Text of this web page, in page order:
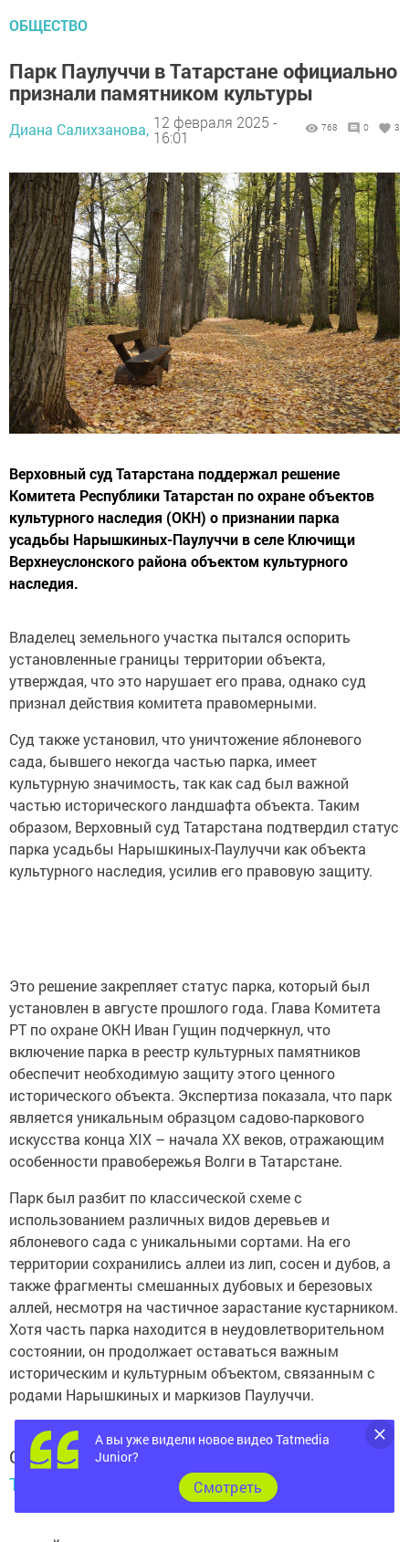
ОБЩЕСТВО
Парк Паулуччи в Татарстане официально
признали памятником культуры
Диана Салихзанова, 12 февраля 2025 -
16:01
768 0 3
Верховный суд Татарстана поддержал решение
Комитета Республики Татарстан по охране объектов
культурного наследия (ОКН) о признании парка
усадьбы Нарышкиных-Паулуччи в селе Ключищи
Верхнеуслонского района объектом культурного
наследия.
Владелец земельного участка пытался оспорить
установленные границы территории объекта,
утверждая, что это нарушает его права, однако суд
признал действия комитета правомерными.
Суд также установил, что уничтожение яблоневого
сада, бывшего некогда частью парка, имеет
культурную значимость, так как сад был важной
частью исторического ландшафта объекта. Таким
образом, Верховный суд Татарстана подтвердил статус
парка усадьбы Нарышкиных-Паулуччи как объекта
культурного наследия, усилив его правовую защиту.
Это решение закрепляет статус парка, который был
установлен в августе прошлого года. Глава Комитета
РТ по охране ОКН Иван Гущин подчеркнул, что
включение парка в реестр культурных памятников
обеспечит необходимую защиту этого ценного
исторического объекта. Экспертиза показала, что парк
является уникальным образцом садово-паркового
искусства конца XIX – начала XX веков, отражающим
особенности правобережья Волги в Татарстане.
Парк был разбит по классической схеме с
использованием различных видов деревьев и
яблоневого сада с уникальными сортами. На его
территории сохранились аллеи из лип, сосен и дубов, а
также фрагменты смешанных дубовых и березовых
аллей, несмотря на частичное зарастание кустарником.
Хотя часть парка находится в неудовлетворительном
состоянии, он продолжает оставаться важным
историческим и культурным объектом, связанным с
родами Нарышкиных и маркизов Паулуччи.
Следите за самым важным и интересным в
Telegram-канале
Татмедиа
А вы уже видели новое видео Tatmedia
Junior?
Cмотреть